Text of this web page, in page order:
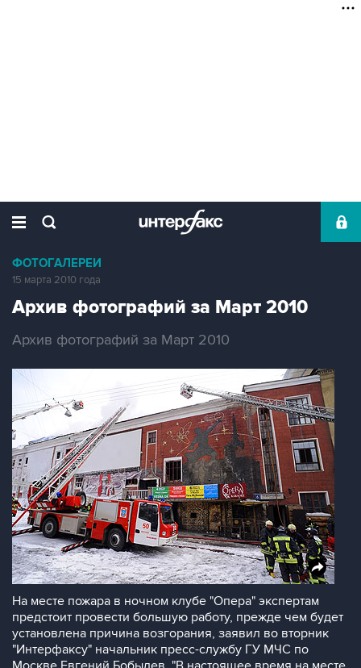
ФОТОГАЛЕРЕИ
15 марта 2010 года
Архив фотографий за Март 2010
Архив фотографий за Март 2010
На месте пожара в ночном клубе "Опера" экспертам
предстоит провести большую работу, прежде чем будет
установлена причина возгорания, заявил во вторник
"Интерфаксу" начальник пресс-службу ГУ МЧС по